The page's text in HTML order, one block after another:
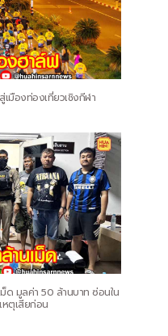
มืองท่องเที่ยวเชิงกีฬา
ด มูลค่า 50 ล้านบาท ซ่อนใน
หตุเสียก่อน